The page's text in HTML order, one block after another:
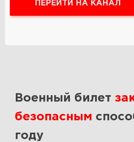
ПЕРЕЙТИ НА КАНАЛ
Военный билет
безопасным
году